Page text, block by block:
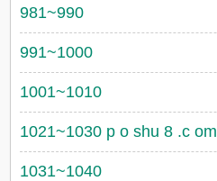
981~990
991~1000
1001~1010
1021~1030 p o shu 8 .c om
1031~1040